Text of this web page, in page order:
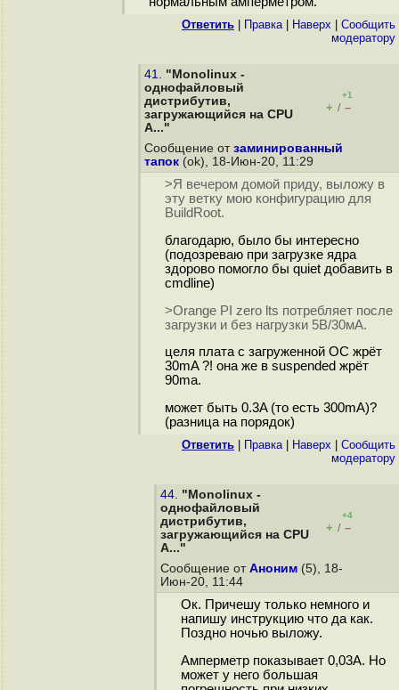
Ответить Правка| Наверх
Cообщить
модератору
41. "Monolinux -
однофайловый
дистрибутив,
загружающийся на CPU
A..."
+1
+ / –
Сообщение от заминированный
тапок (ok), 18-Июн-20, 11:29
>Я вечером домой приду, выложу в
эту ветку мою конфигурацию для
BuildRoot.
благодарю, было бы интересно
(подозреваю при загрузке ядра
здорово помогло бы quiet добавить в
cmdline)
>Orange PI zero lts потребляет после
загрузки и без нагрузки 5В/30мА.
целя плата с загруженной ОС жрёт
30mA ?! она же в suspended жрёт
90ma.
может быть 0.3A (то есть 300mA)?
(разница на порядок)
Ответить Правка| Наверх
Cообщить
модератору
44. "Monolinux -
однофайловый
дистрибутив,
загружающийся на CPU
A..."
+4
+ / –
Сообщение от Аноним (5), 18-
Июн-20, 11:44
Ок. Причешу только немного и
напишу инструкцию что да как.
Поздно ночью выложу.
Амперметр показывает 0,03А. Но
может у него большая